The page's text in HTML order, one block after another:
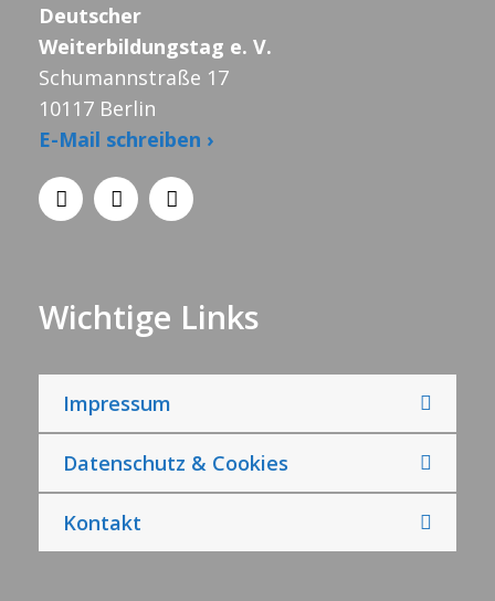
Deutscher
Weiterbildungstag e. V.
Schumannstraße 17
10117 Berlin
E-Mail schreiben ›
Wichtige Links
Impressum
Datenschutz & Cookies
Kontakt